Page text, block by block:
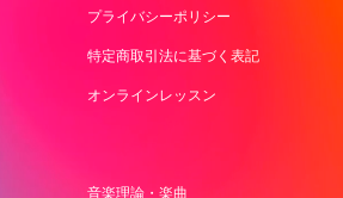
プライバシーポリシー
特定商取引法に基づく表記
オンラインレッスン
音楽理論・楽曲